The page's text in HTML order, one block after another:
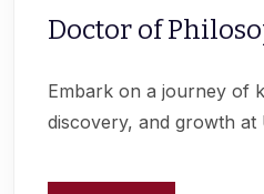
Doctor of
Embark on a journey of
discovery, and growth at